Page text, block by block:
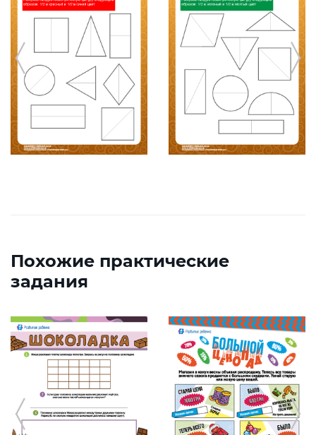
Похожие практические
задания